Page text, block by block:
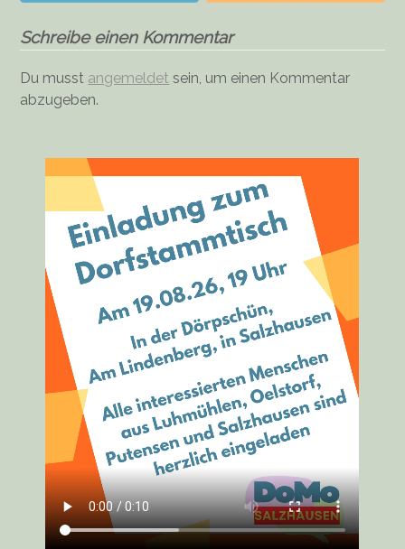
Schreibe einen Kommentar
Du musst angemeldet sein, um einen Kommentar
abzugeben.